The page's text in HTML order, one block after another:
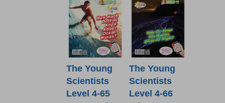
The Young
Scientists
Level 4-65
The Young
Scientists
Level 4-66